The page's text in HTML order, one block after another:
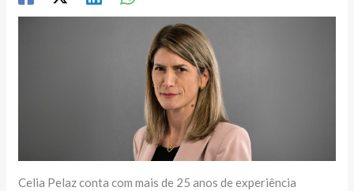
Celia Pelaz conta com mais de 25 anos de experiência